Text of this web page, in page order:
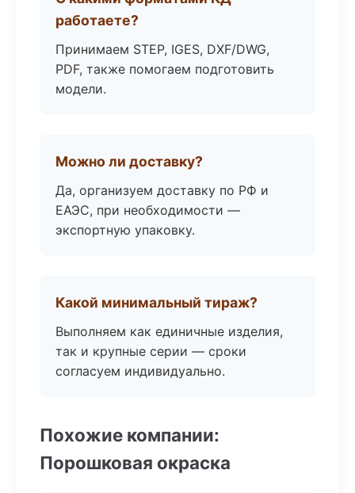
работаете?
Принимаем STEP, IGES, DXF/DWG,
PDF, также помогаем подготовить
модели.
Можно ли доставку?
Да, организуем доставку по РФ и
ЕАЭС, при необходимости —
экспортную упаковку.
Какой минимальный тираж?
Выполняем как единичные изделия,
так и крупные серии — сроки
согласуем индивидуально.
Похожие компании:
Порошковая окраска